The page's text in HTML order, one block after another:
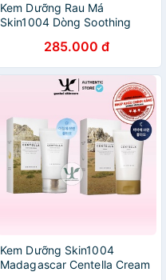
Kem Dưỡng Rau Má
Skin1004 Dòng Soothing
285.000 đ
Kem Dưỡng Skin1004
Madagascar Centella Cream